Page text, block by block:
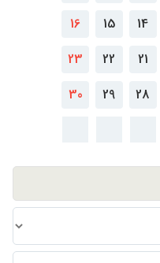
14
15
16
21
22
23
28
29
30